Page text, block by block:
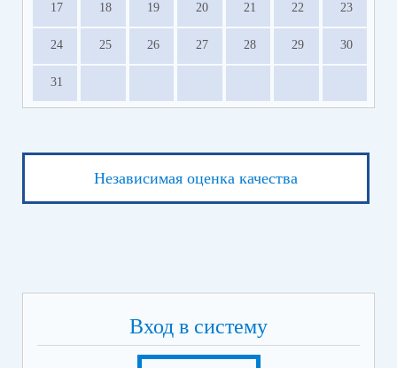
17 18 19 20 21 22 23
24 25 26 27 28 29 30
31
Независимая оценка качества
Вход в систему